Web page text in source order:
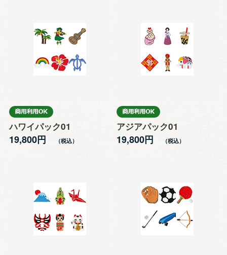
ハワイパック01
19,800円
アジアパック01
19,800円